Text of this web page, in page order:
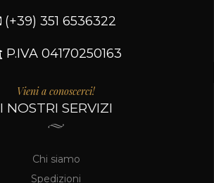
(+39) 351 6536322
P.IVA 04170250163
Vieni a conoscerci!
I NOSTRI SERVIZI
Chi siamo
Spedizioni